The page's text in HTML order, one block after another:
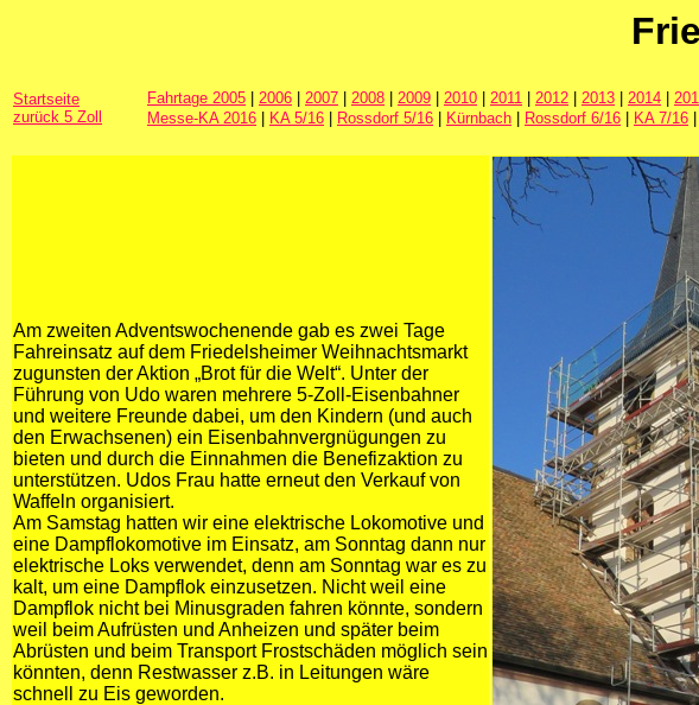
Startseite
zurück 5 Zoll
Fahrtage 2005 2006 2007 2008 2009 2010 2011 2012 2013 2014
Messe-KA 2016
KA 5/16 Rossdorf 5/16 Kürnbach Rossdorf 6/16 KA 7/16
Am zweiten Adventswochenende gab es zwei Tage
Fahreinsatz auf dem Friedelsheimer Weihnachtsmarkt
zugunsten der Aktion „Brot für die Welt“. Unter der
Führung von Udo waren mehrere 5-Zoll-Eisenbahner
und weitere Freunde dabei, um den Kindern (und auch
den Erwachsenen) ein Eisenbahnvergnügungen zu
bieten und durch die Einnahmen die Benefizaktion zu
unterstützen. Udos Frau hatte erneut den Verkauf von
Waffeln organisiert.
Am Samstag hatten wir eine elektrische Lokomotive und
eine Dampflokomotive im Einsatz, am Sonntag dann nur
elektrische Loks verwendet, denn am Sonntag war es zu
kalt, um eine Dampflok einzusetzen. Nicht weil eine
Dampflok nicht bei Minusgraden fahren könnte, sondern
weil beim Aufrüsten und Anheizen und später beim
Abrüsten und beim Transport Frostschäden möglich sein
könnten, denn Restwasser z.B. in Leitungen wäre
schnell zu Eis geworden.